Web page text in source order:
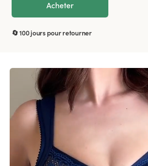
Acheter
🔄 100 jours pour retourner